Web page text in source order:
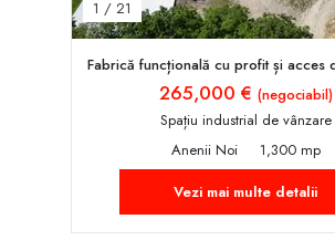
1 / 21
Fabrică funcțională cu profit și acces
265,000 € (negociabil)
Spațiu industrial de vânzare
Anenii Noi
1,300 mp
Vezi mai multe detalii